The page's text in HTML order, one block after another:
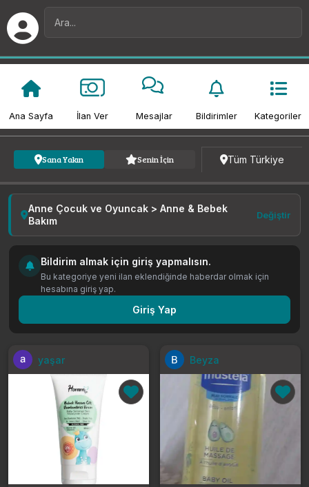
Ana Sayfa İlan Ver Mesajlar Bildirimler Kategoriler
Sana Yakın Senin İçin Tüm Türkiye
Anne Çocuk ve Oyuncak > Anne & Bebek
Bakım
Değiştir
Bildirim almak için giriş yapmalısın.
Bu kategoriye yeni ilan eklendiğinde haberdar olmak için
hesabına giriş yap.
Giriş Yap
yaşar Beyza